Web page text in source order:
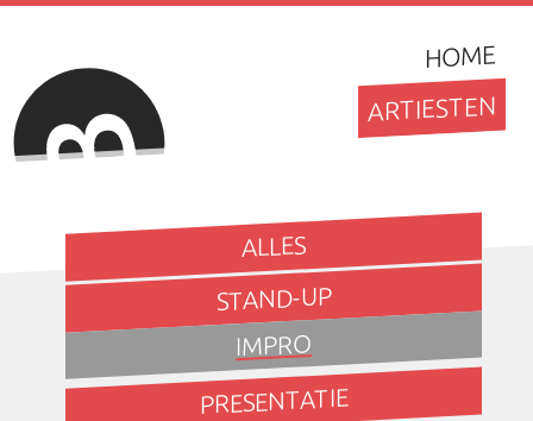
HOME
ARTIESTEN
ALLES
STAND-UP
IMPRO
PRESENTATIE